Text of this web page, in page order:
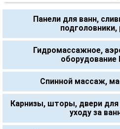
Панели для ванн,
подголовники,
Гидромассажное,
оборудование
Спинной массаж,
Карнизы, шторы, двери для
уходу за